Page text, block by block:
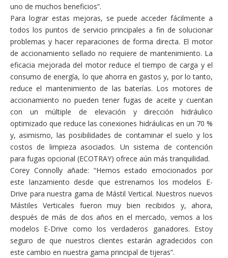
uno de muchos beneficios”.
Para lograr estas mejoras, se puede acceder fácilmente a
todos los puntos de servicio principales a fin de solucionar
problemas y hacer reparaciones de forma directa. El motor
de accionamiento sellado no requiere de mantenimiento. La
eficacia mejorada del motor reduce el tiempo de carga y el
consumo de energía, lo que ahorra en gastos y, por lo tanto,
reduce el mantenimiento de las baterías. Los motores de
accionamiento no pueden tener fugas de aceite y cuentan
con un múltiple de elevación y dirección hidráulico
optimizado que reduce las conexiones hidráulicas en un 70 %
y, asimismo, las posibilidades de contaminar el suelo y los
costos de limpieza asociados. Un sistema de contención
para fugas opcional (ECOTRAY) ofrece aún más tranquilidad.
Corey Connolly añade: “Hemos estado emocionados por
este lanzamiento desde que estrenamos los modelos E-
Drive para nuestra gama de Mástil Vertical. Nuestros nuevos
Mástiles Verticales fueron muy bien recibidos y, ahora,
después de más de dos años en el mercado, vemos a los
modelos E-Drive como los verdaderos ganadores. Estoy
seguro de que nuestros clientes estarán agradecidos con
este cambio en nuestra gama principal de tijeras”.